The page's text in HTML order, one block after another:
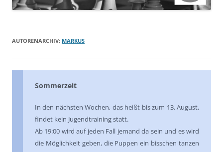
AUTORENARCHIV: MARKUS
Sommerzeit
In den nächsten Wochen, das heißt bis zum 13. August,
findet kein Jugendtraining statt.
Ab 19:00 wird auf jeden Fall jemand da sein und es wird
die Möglichkeit geben, die Puppen ein bisschen tanzen